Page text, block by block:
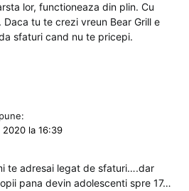
lor, functioneaza din plin. Cu
tu te crezi vreun Bear Grill e
sfaturi cand nu te pricepi.
2020 la 16:39
te adresai legat de sfaturi….dar
pana devin adolescenti spre 17…